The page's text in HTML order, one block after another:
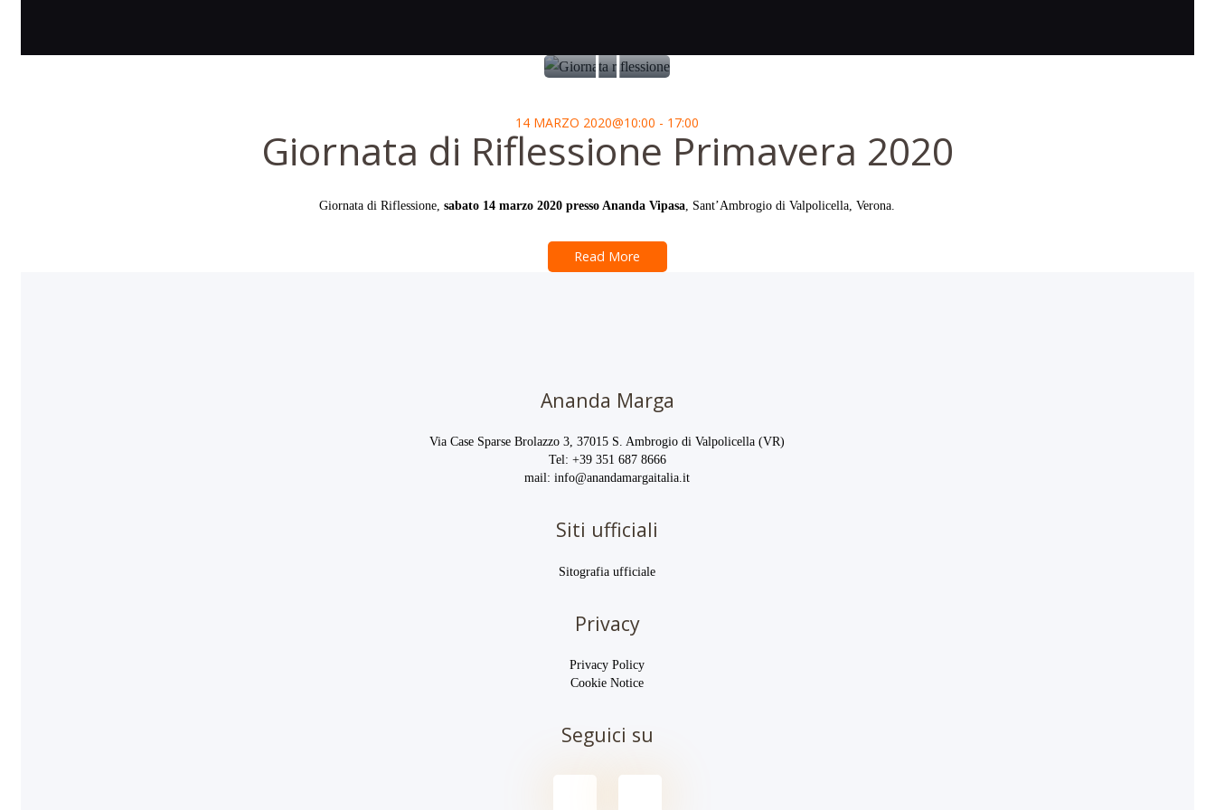
14 MARZO 2020@10:00 - 17:00
Giornata di Riflessione Primavera 2020
Giornata di Riflessione,sabato 14 marzo 2020 presso Ananda Vipasa , Sant’Ambrogio di Valpolicella, Verona.
Read More
Ananda Marga
Via Case Sparse Brolazzo 3, 37015 S. Ambrogio di Valpolicella (VR)
Tel: +39 351 687 8666
mail:info@anandamargaitalia.it
Siti ufficiali
Sitografia ufficiale
Privacy
Privacy Policy
Cookie Notice
Seguici su